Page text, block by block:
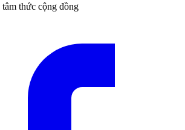
thức cộng đồng